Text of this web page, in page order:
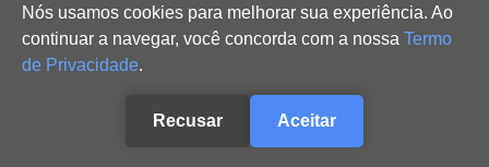
Nós usamos cookies para melhorar sua experiência. Ao
continuar a navegar, você concorda com a nossa Termo
de Privacidade.
Recusar Aceitar